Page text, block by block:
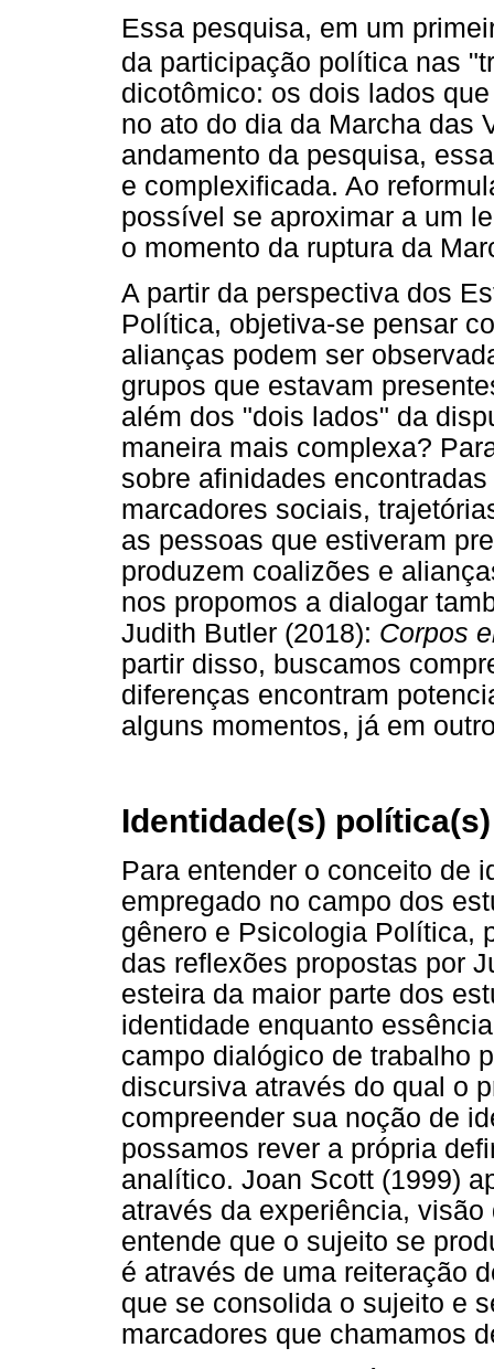
Essa pesquisa, em um
da participação política nas
dicotômico: os dois lados
no ato do dia da Marcha das
andamento da pesquisa,
e complexificada. Ao
possível se aproximar a um
o momento da ruptura da
A partir da perspectiva dos
Política, objetiva-se pensar
alianças podem ser
grupos que estavam
além dos "dois lados" da
maneira mais complexa?
sobre afinidades
marcadores sociais,
as pessoas que estiveram
produzem coalizões e
nos propomos a dialogar
Judith Butler (2018): Corpos
partir disso, buscamos
diferenças encontram
alguns momentos, já em
Identidade(s)
Para entender o conceito de
empregado no campo dos
gênero e Psicologia Política,
das reflexões propostas por
esteira da maior parte dos
identidade enquanto
campo dialógico de trabalho
discursiva através do qual o
compreender sua noção de
possamos rever a própria
analítico. Joan Scott (1999)
através da experiência,
entende que o sujeito se
é através de uma reiteração
que se consolida o sujeito e
marcadores que chamamos